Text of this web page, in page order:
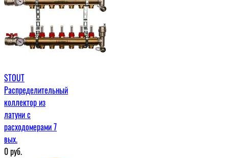
STOUT
Распределительный
коллектор из
латуни с
расходомерами 7
вых.
0руб.